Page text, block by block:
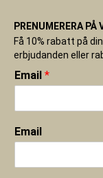
PRENUMERERA PÅ
Få 10% rabatt på
erbjudanden eller
Email *
Email